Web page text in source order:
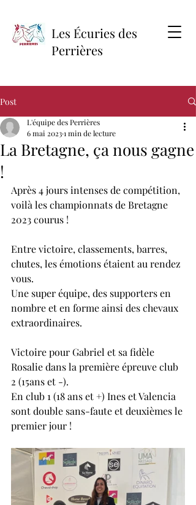
Les Écuries des
Perrières
Post
La Bretagne, ça nous gagne
!
L'équipe des Perrières
6 mai 20231 min de lecture
Après 4 jours intenses de compétition,
voilà les championnats de Bretagne
2023 courus !
Entre victoire, classements, barres,
chutes, les émotions étaient au rendez
vous.
Une super équipe, des supporters en
nombre et en forme ainsi des chevaux
extraordinaires.
Victoire pour Gabriel et sa fidèle
Rosalie dans la première épreuve club
2 (15ans et -).
En club 1 (18 ans et +) Ines et Valencia
sont double sans-faute et deuxièmes le
premier jour !